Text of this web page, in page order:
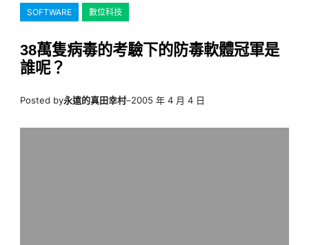
SOFTWARE 數位科技
38萬隻病毒的考驗下的防毒軟體冠軍是
誰呢？
Posted by永遠的真田幸村–2005 年 4 月 4 日